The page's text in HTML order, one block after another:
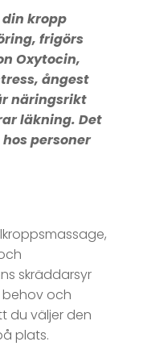
kropp
frigörs
Oxytocin,
ångest
näringsrikt
läkning. Det
personer
skräddarsyr
och
du väljer den
plats.